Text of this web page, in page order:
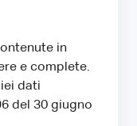
in
e complete.
dati
del 30 giugno